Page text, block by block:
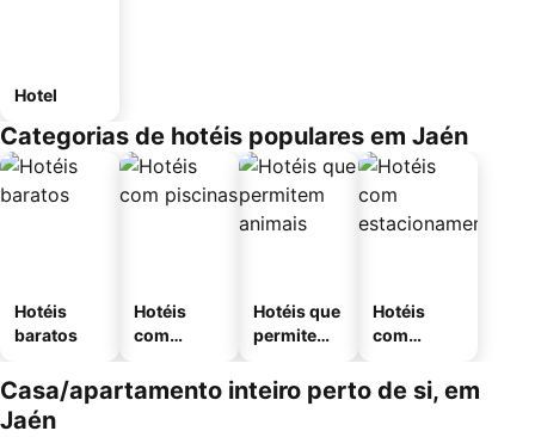
Hotel
Categorias de hotéis populares em Jaén
Hotéis
baratos
Hotéis
com
Hotéis que
permitem
Hotéis
com
mento
Casa/apartamento inteiro perto de si, em
Jaén